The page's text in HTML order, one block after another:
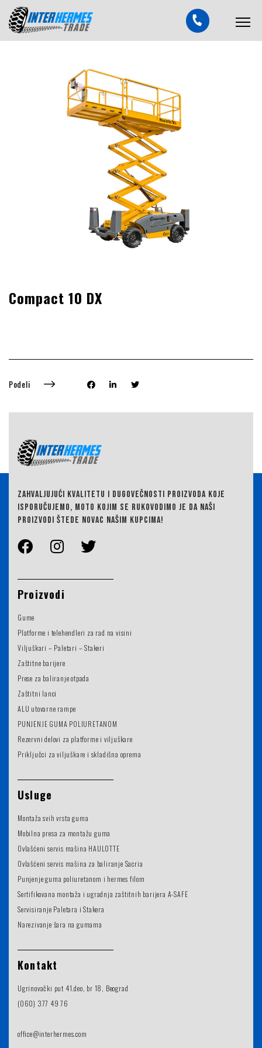
Compact 10 DX
Podeli
ZAHVALJUJUĆI KVALITETU I DUGOVEČNOSTI PROIZVODA KOJE
ISPORUČUJEMO, MOTO KOJIM SE RUKOVODIMO JE DA NAŠI
PROIZVODI ŠTEDE NOVAC NAŠIM KUPCIMA!
Proizvodi
Gume
Platforme i telehendleri za rad na visini
Viljuškari – Paletari – Stakeri
Zaštitne barijere
Prese za baliranje otpada
Zaštitni lanci
ALU utovarne rampe
PUNJENJE GUMA POLIURETANOM
Rezervni delovi za platforme i viljuškare
Priključci za viljuškare i skladišna oprema
Usluge
Montaža svih vrsta guma
Mobilna presa za montažu guma
Ovlašćeni servis mašina HAULOTTE
Ovlašćeni servis mašina za baliranje Sacria
Punjenje guma poliuretanom i hermes filom
Sertifikovana montaža i ugradnja zaštitnih barijera A-SAFE
Servisiranje Paletara i Stakera
Narezivanje šara na gumama
Kontakt
Ugrinovački put 41.deo, br 18, Beograd
(060) 377 49 76
office@interhermes.com